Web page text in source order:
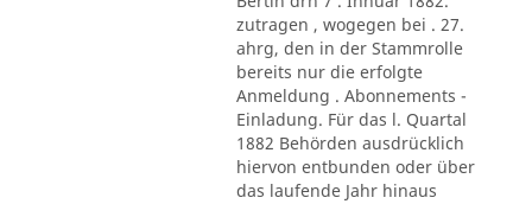
zutragen , wogegen bei . 27.
ahrg, den in der Stammrolle
bereits nur die erfolgte
Anmeldung . Abonnements -
Einladung. Für das l. Quartal
1882 Behörden ausdrücklich
hiervon entbunden oder über
das laufende Jahr hinaus